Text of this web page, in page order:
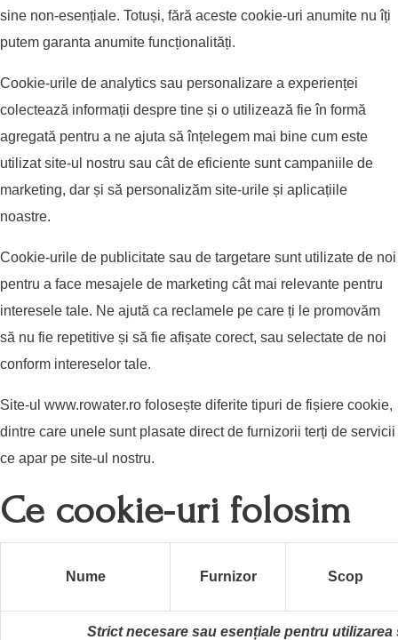
sine non-esențiale. Totuși, fără aceste cookie-uri anumite nu îți
putem garanta anumite funcționalități.
Cookie-urile de analytics sau personalizare a experienței
colectează informații despre tine și o utilizează fie în formă
agregată pentru a ne ajuta să înțelegem mai bine cum este
utilizat site-ul nostru sau cât de eficiente sunt campaniile de
marketing, dar și să personalizăm site-urile și aplicațiile
noastre.
Cookie-urile de publicitate sau de targetare sunt utilizate de noi
pentru a face mesajele de marketing cât mai relevante pentru
interesele tale. Ne ajută ca reclamele pe care ți le promovăm
să nu fie repetitive și să fie afișate corect, sau selectate de noi
conform intereselor tale.
Site-ul www.rowater.ro folosește diferite tipuri de fișiere cookie,
dintre care unele sunt plasate direct de furnizorii terți de servicii
ce apar pe site-ul nostru.
Ce cookie-uri folosim
Nume Furnizor Scop
Strict necesare sau esențiale pentru utilizarea